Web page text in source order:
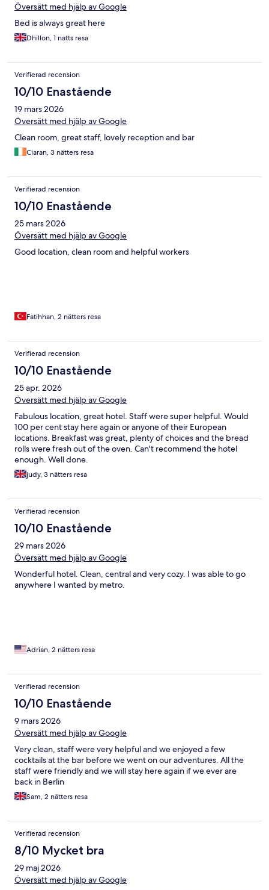
Översätt med hjälp av Google
Bed is always great here
Dhillon, 1 natts resa
Verifierad recension
10/10 Enastående
19 mars 2026
Översätt med hjälp av Google
Clean room, great staff, lovely reception and bar
Ciaran, 3 nätters resa
Verifierad recension
10/10 Enastående
25 mars 2026
Översätt med hjälp av Google
Good location, clean room and helpful workers
Fatihhan, 2 nätters resa
Verifierad recension
10/10 Enastående
25 apr. 2026
Översätt med hjälp av Google
Fabulous location, great hotel. Staff were super helpful. Would
100 per cent stay here again or anyone of their European
locations. Breakfast was great, plenty of choices and the bread
rolls were fresh out of the oven. Can't recommend the hotel
enough. Well done.
judy, 3 nätters resa
Verifierad recension
10/10 Enastående
29 mars 2026
Översätt med hjälp av Google
Wonderful hotel. Clean, central and very cozy. I was able to go
anywhere I wanted by metro.
Adrian, 2 nätters resa
Verifierad recension
10/10 Enastående
9 mars 2026
Översätt med hjälp av Google
Very clean, staff were very helpful and we enjoyed a few
cocktails at the bar before we went on our adventures. All the
staff were friendly and we will stay here again if we ever are
back in Berlin
Sam, 2 nätters resa
Verifierad recension
8/10 Mycket bra
29 maj 2026
Översätt med hjälp av Google